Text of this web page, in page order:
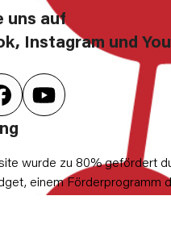
uns auf
Instagram und
FacebookYouTube
wurde zu 80% gefördert
einem Förderprogramm
ländlichen Raums, welches